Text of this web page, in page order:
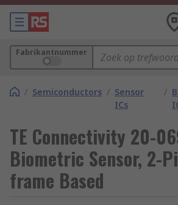
Fabrikantnummer
/ Semiconductors / Sensor
ICs
/
TE Connectivity 20-
Biometric Sensor, 2-
frame Based